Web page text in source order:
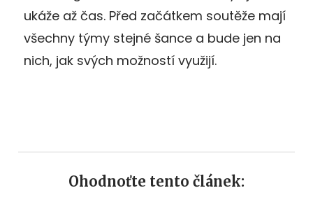
ukáže až čas. Před začátkem soutěže mají
všechny týmy stejné šance a bude jen na
nich, jak svých možností využijí.
Ohodnoťte tento článek: